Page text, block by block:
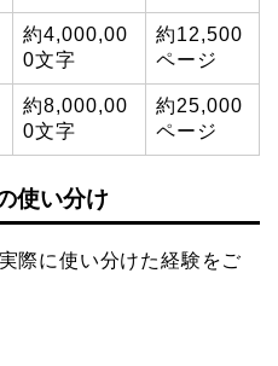
約4,000,00
0文字
約12,500
ページ
約8,000,00
0文字
約25,000
ページ
使い分け
際に使い分けた経験をご